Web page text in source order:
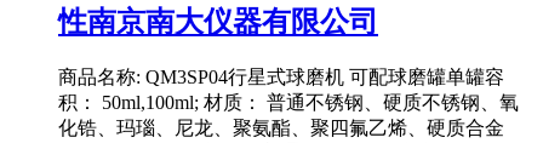
性南京南大仪器有限公司
商品名称: QM3SP04行星式球磨机 可配球磨罐单罐容
积： 50ml,100ml; 材质： 普通不锈钢、硬质不锈钢、氧
化锆、玛瑙、尼龙、聚氨酯、聚四氟乙烯、硬质合金